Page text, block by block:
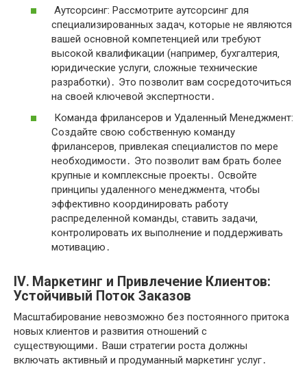
Аутсорсинг: Рассмотрите аутсорсинг для
специализированных задач‚ которые не являются
вашей основной компетенцией или требуют
высокой квалификации (например‚ бухгалтерия‚
юридические услуги‚ сложные технические
разработки)․ Это позволит вам сосредоточиться
на своей ключевой экспертности․
Команда фрилансеров и Удаленный Менеджмент:
Создайте свою собственную команду
фрилансеров‚ привлекая специалистов по мере
необходимости․ Это позволит вам брать более
крупные и комплексные проекты․ Освойте
принципы удаленного менеджмента‚ чтобы
эффективно координировать работу
распределенной команды‚ ставить задачи‚
контролировать их выполнение и поддерживать
мотивацию․
IV․ Маркетинг и Привлечение Клиентов:
Устойчивый Поток Заказов
Масштабирование невозможно без постоянного притока
новых клиентов и развития отношений с
существующими․ Ваши стратегии роста должны
включать активный и продуманный маркетинг услуг․